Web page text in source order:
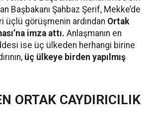
Başbakanı Şahbaz Şerif, Mekke’de
görüşmenin ardından Ortak
imza attı. Anlaşmanın en
ise üç ülkeden herhangi birine
üç ülkeye birden yapılmış
ORTAK CAYDIRICILIK